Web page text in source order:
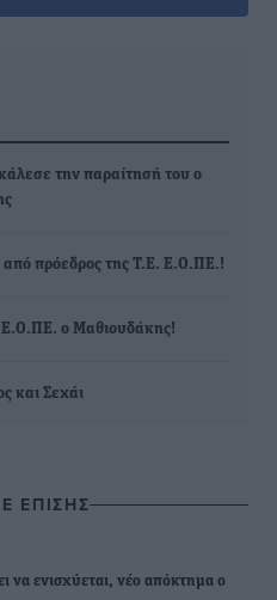
την παραίτησή του ο
πρόεδρος της Τ.Ε. Ε.Ο.ΠΕ.!
Ε.Ο.ΠΕ. ο Μαθιουδάκης!
και Σεχάι
ΕΠΙΣΗΣ
να ενισχύεται, νέο απόκτημα ο